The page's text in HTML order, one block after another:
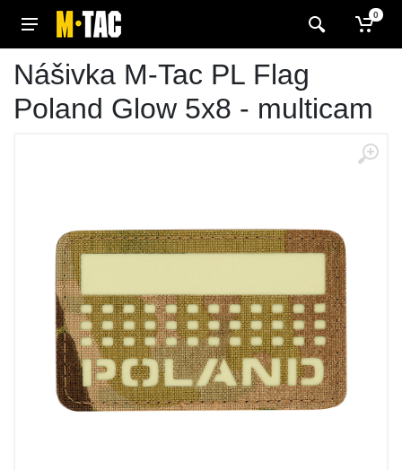
0
Nášivka M-Tac PL Flag
Poland Glow 5x8 - multicam